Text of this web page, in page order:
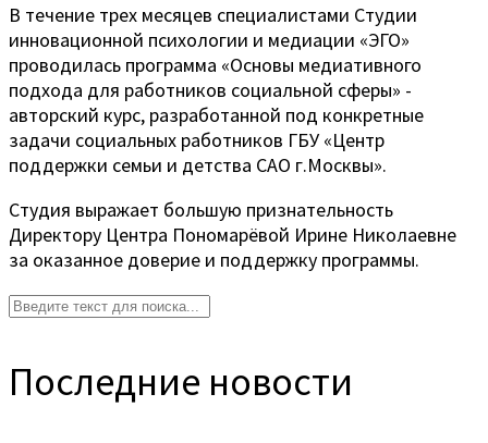
В течение трех месяцев специалистами Студии
инновационной психологии и медиации «ЭГО»
проводилась программа «Основы медиативного
подхода для работников социальной сферы» -
авторский курс, разработанной под конкретные
задачи социальных работников ГБУ «Центр
поддержки семьи и детства САО г.Москвы».
Студия выражает большую признательность
Директору Центра Пономарёвой Ирине Николаевне
за оказанное доверие и поддержку программы.
Последние новости